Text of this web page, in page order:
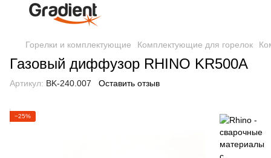
Горелки и комплектующие Комплектующие для горелок
Газовый диффузор RHINO KR500A
Артикул: BK-240.007 Оставить отзыв
−25%